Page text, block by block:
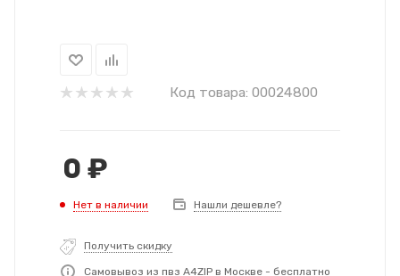
Код товара: 00024800
0 ₽
Нет в наличии Нашли дешевле?
Получить скидку
Самовывоз из пвз A4ZIP в Москве - бесплатно